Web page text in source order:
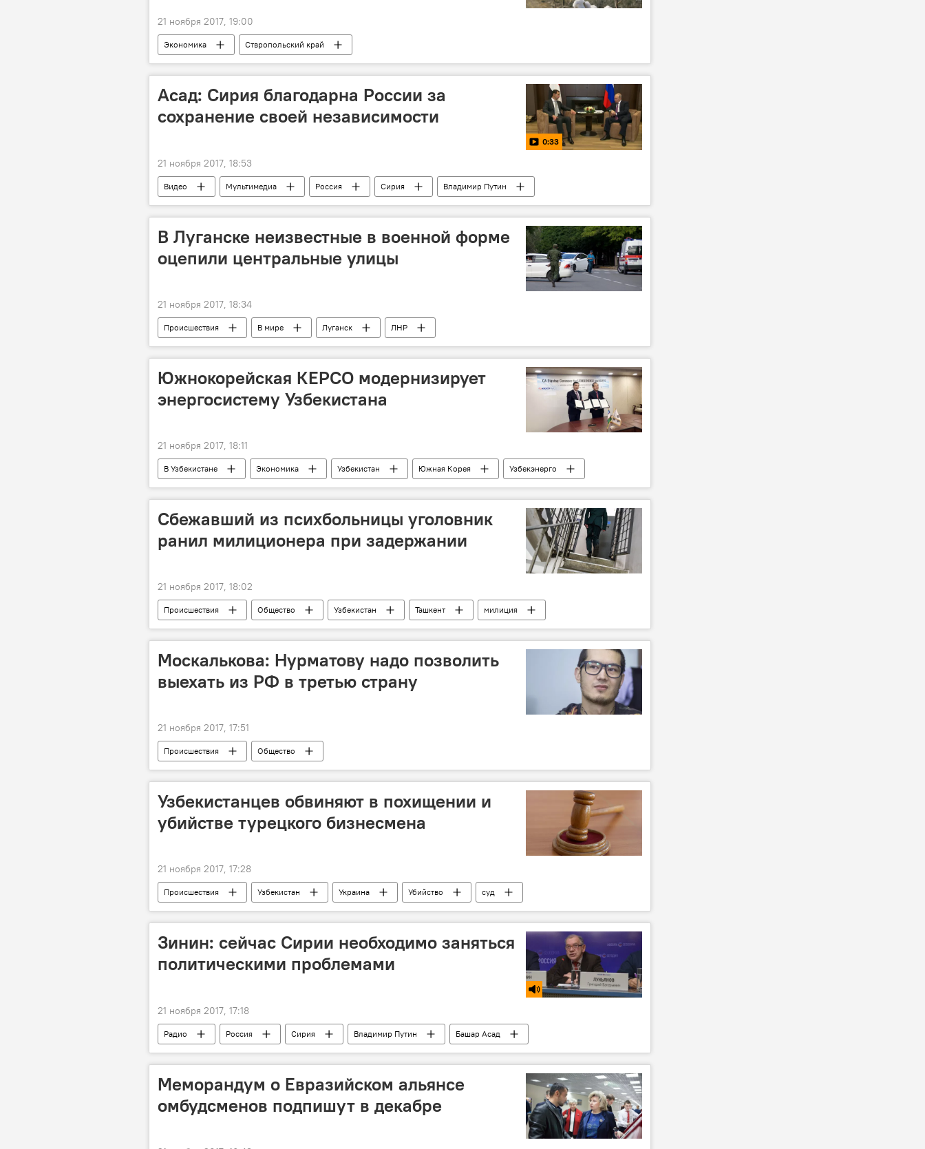
21 ноября 2017, 19:00
Экономика Ствропольский край
Асад: Сирия благодарна России за
сохранение своей независимости
0:33
21 ноября 2017, 18:53
Видео Мультимедиа Россия Сирия
Владимир Путин
Башар Асад
В Луганске неизвестные в военной форме
оцепили центральные улицы
21 ноября 2017, 18:34
Происшествия В мире Луганск ЛНР
Южнокорейская КЕРСО модернизирует
энергосистему Узбекистана
21 ноября 2017, 18:11
В Узбекистане Экономика Узбекистан Южная Корея Узбекэнерго
Сбежавший из психбольницы уголовник
ранил милиционера при задержании
21 ноября 2017, 18:02
Происшествия Общество Узбекистан Ташкент милиция
Москалькова: Нурматову надо позволить
выехать из РФ в третью страну
21 ноября 2017, 17:51
Происшествия
Общество
Суд над журналистом "Новой газеты" Худоберди Нурматовым (Али Ферузом)
Россия
Узбекистанцев обвиняют в похищении и
убийстве турецкого бизнесмена
21 ноября 2017, 17:28
Происшествия Узбекистан Украина Убийство
суд
граждане Узбекистана
Зинин: сейчас Сирии необходимо заняться
политическими проблемами
21 ноября 2017, 17:18
Радио Россия Сирия Владимир Путин Башар Асад
Меморандум о Евразийском альянсе
омбудсменов подпишут в декабре